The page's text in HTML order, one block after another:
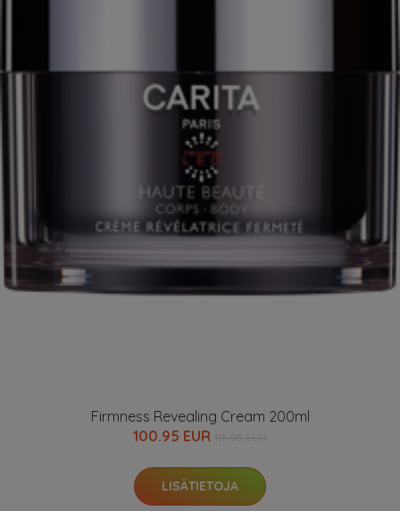
Firmness Revealing Cream 200ml
100.95 EUR
LISÄTIETOJA